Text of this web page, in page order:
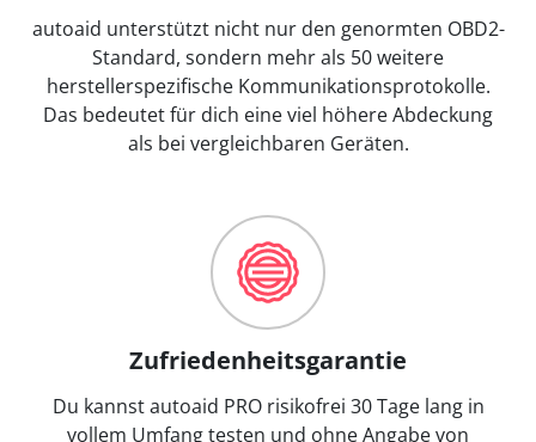
autoaid unterstützt nicht nur den genormten OBD2-
Standard, sondern mehr als 50 weitere
herstellerspezifische Kommunikationsprotokolle.
Das bedeutet für dich eine viel höhere Abdeckung
als bei vergleichbaren Geräten.
Zufriedenheitsgarantie
Du kannst autoaid PRO risikofrei 30 Tage lang in
vollem Umfang testen und ohne Angabe von